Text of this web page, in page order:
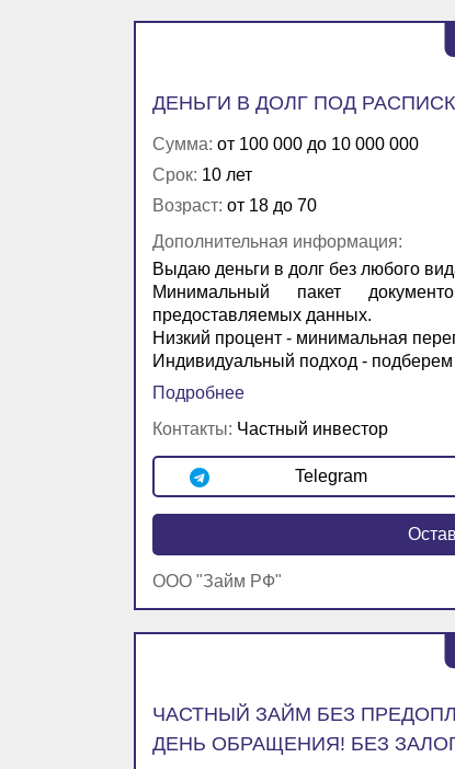
ДЕНЬГИ В ДОЛГ ПОД
Сумма: от 100 000 до 10 000 000
Срок: 10 лет
Возраст: от 18 до 70
Дополнительная информация:
Выдаю деньги в долг без любого
Минимальный пакет
предоставляемых данных.
Низкий процент - минимальная
Индивидуальный подход -
Подробнее
Контакты: Частный инвестор
Telegram
ООО "Займ РФ"
ЧАСТНЫЙ ЗАЙМ БЕЗ
ДЕНЬ ОБРАЩЕНИЯ! БЕЗ